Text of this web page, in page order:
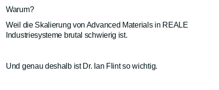
Warum?
Weil die Skalierung von Advanced Materials in REALE
Industriesysteme brutal schwierig ist.
Und genau deshalb ist Dr. Ian Flint so wichtig.